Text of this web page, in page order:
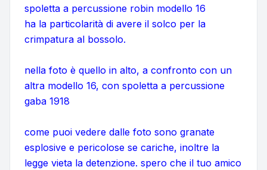
spoletta a percussione robin modello 16
ha la particolarità di avere il solco per la
crimpatura al bossolo.
nella foto è quello in alto, a confronto con un
altra modello 16, con spoletta a percussione
gaba 1918
come puoi vedere dalle foto sono granate
esplosive e pericolose se cariche, inoltre la
legge vieta la detenzione. spero che il tuo amico